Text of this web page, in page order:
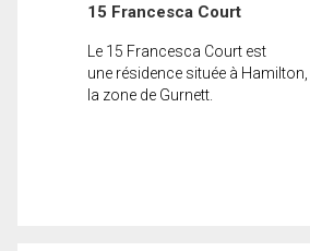
15 Francesca Court
Le 15 Francesca Court est
une résidence située à
la zone de Gurnett.